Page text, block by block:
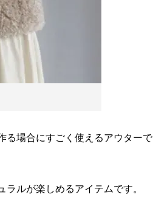
る場合にすごく使えるアウターで
ルが楽しめるアイテムです。